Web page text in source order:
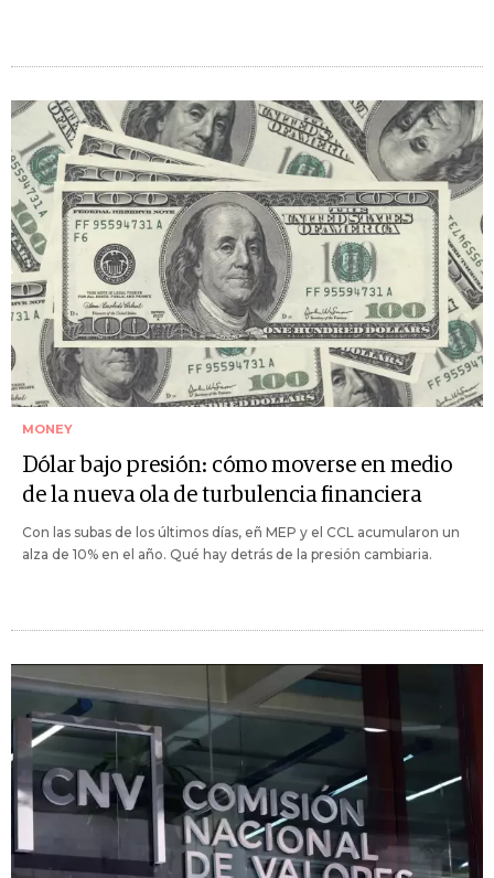
MONEY
Dólar bajo presión: cómo moverse en medio
de la nueva ola de turbulencia financiera
Con las subas de los últimos días, eñ MEP y el CCL acumularon un
alza de 10% en el año. Qué hay detrás de la presión cambiaria.